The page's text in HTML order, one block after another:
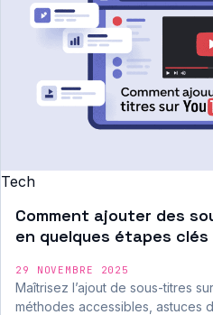
Tech
Comment ajouter des
en quelques étapes clés
29 NOVEMBRE 2025
Maîtrisez l’ajout de sous-titres
méthodes accessibles, astuces